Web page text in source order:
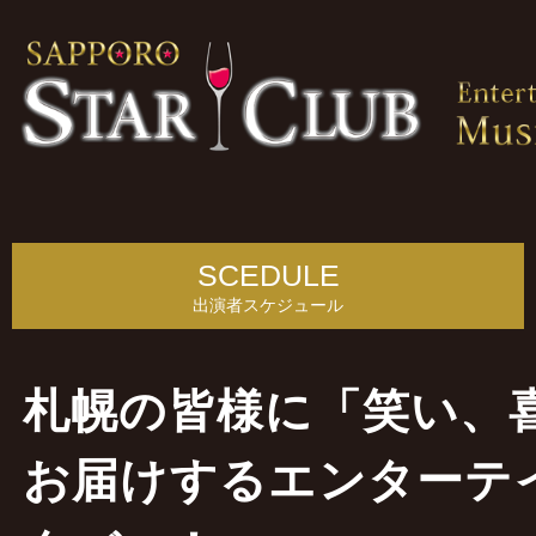
SCEDULE
出演者スケジュール
札幌の皆様に「笑い、
お届けするエンター